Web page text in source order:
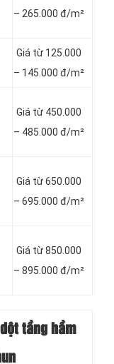
– 265.000 đ/m²
Giá từ 125.000
– 145.000 đ/m²
Giá từ 450.000
– 485.000 đ/m²
Giá từ 650.000
– 695.000 đ/m²
Giá từ 850.000
– 895.000 đ/m²
tầng hầm